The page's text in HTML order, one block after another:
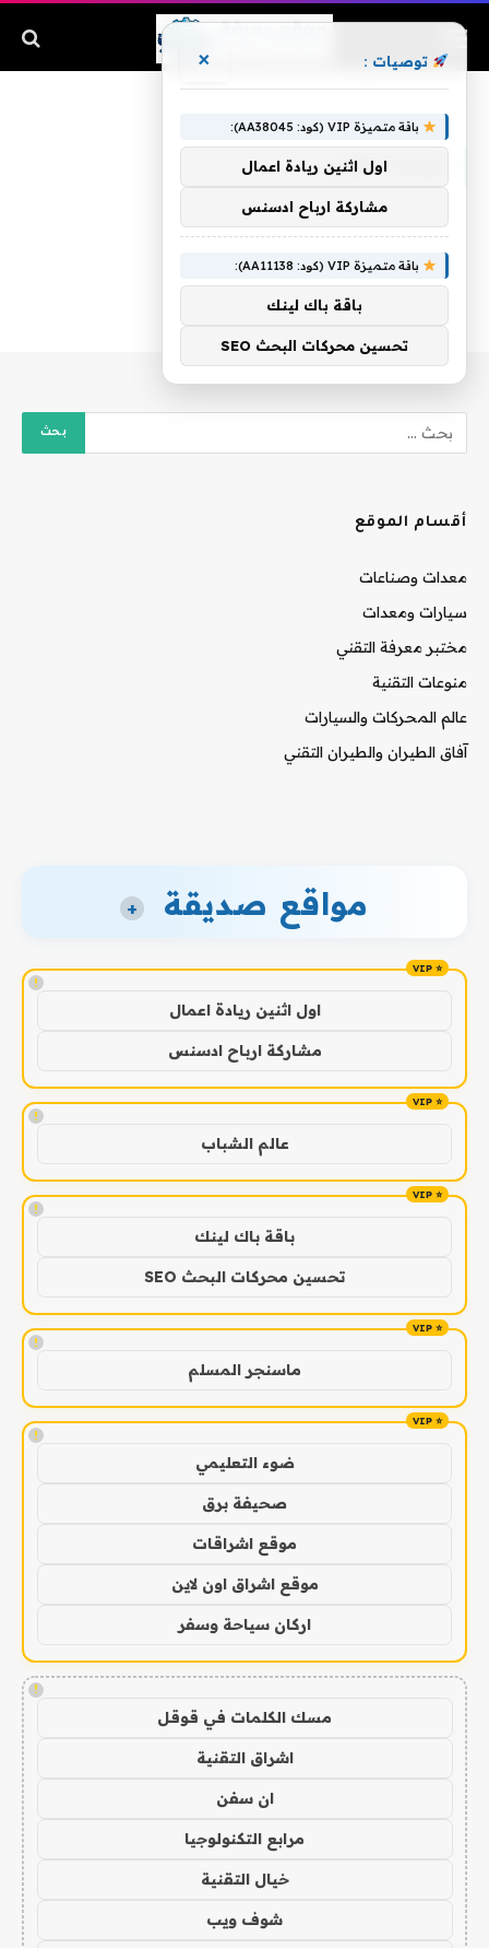
مباراة الاهلي
أقسام الموقع
معدات وصناعات
سيارات ومعدات
مختبر معرفة التقني
منوعات التقنية
عالم المحركات والسيارات
آفاق الطيران والطيران التقني
مواقع صديقة +
!
اول اثنين ريادة اعمال
مشاركة ارباح ادسنس
!
عالم الشباب
!
باقة باك لينك
تحسين محركات البحث SEO
!
ماسنجر المسلم
!
ضوء التعليمي
صحيفة برق
موقع اشراقات
موقع اشراق اون لاين
اركان سياحة وسفر
!
مسك الكلمات في قوقل
اشراق التقنية
ان سفن
مرابع التكنولوجيا
خيال التقنية
شوف ويب
توصيات : ×
باقة متميزة VIP (كود: AA38045):
اول اثنين ريادة اعمال
مشاركة ارباح ادسنس
باقة متميزة VIP (كود: AA11138):
باقة باك لينك
تحسين محركات البحث SEO